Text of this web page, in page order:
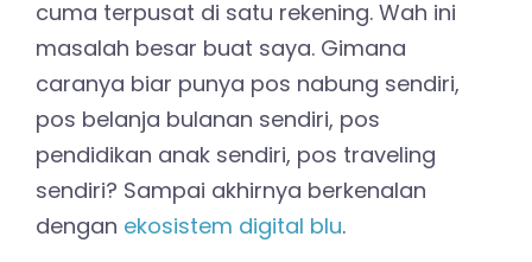
cuma terpusat di satu rekening. Wah ini
masalah besar buat saya. Gimana
caranya biar punya pos nabung sendiri,
pos belanja bulanan sendiri, pos
pendidikan anak sendiri, pos traveling
sendiri? Sampai akhirnya berkenalan
dengan ekosistem digital blu.